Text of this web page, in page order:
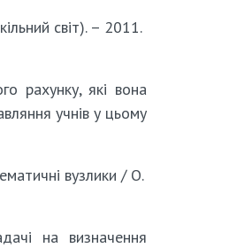
світ). – 2011.
рахунку, які вона
учнів у цьому
вузлики / О.
на визначення